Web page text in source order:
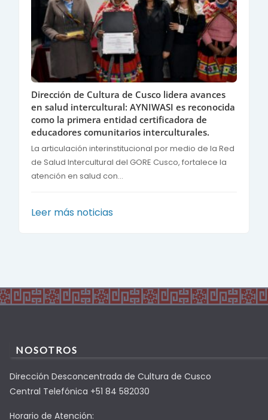
Dirección de Cultura de Cusco lidera avances
en salud intercultural: AYNIWASI es reconocida
como la primera entidad certificadora de
educadores comunitarios interculturales.
La articulación interinstitucional por medio de la Red
de Salud Intercultural del GORE Cusco, fortalece la
atención en salud con...
Leer más noticias
NOSOTROS
Dirección Desconcentrada de Cultura de Cusco
Central Telefónica +51 84 582030
Horario de Atención: